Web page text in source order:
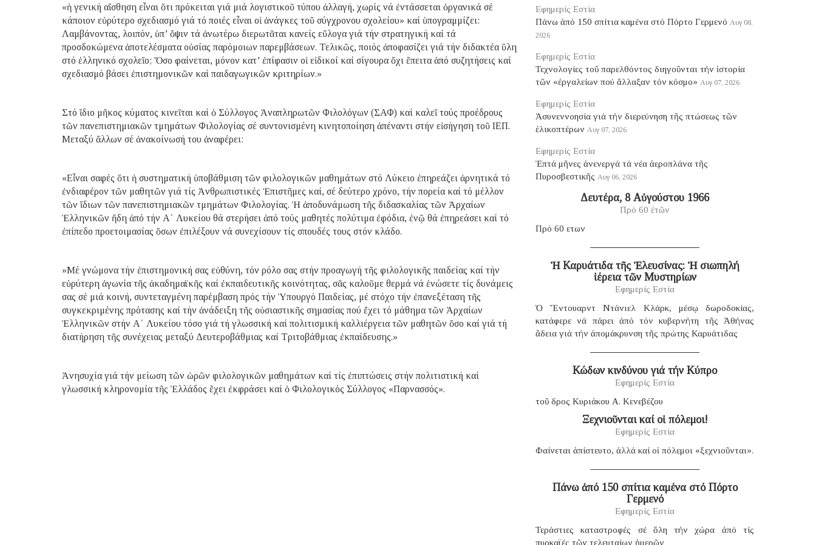
«ἡ γενική αἴσθηση εἶναι ὅτι πρόκειται γιά μιά λογιστικοῦ τύπου ἀλλαγή, χωρίς νά ἐντάσσεται ὀργανικά σέ
κάποιον εὐρύτερο σχεδιασμό γιά τό ποιές εἶναι οἱ ἀνάγκες τοῦ σύγχρονου σχολείου» καί ὑπογραμμίζει:
Λαμβάνοντας, λοιπόν, ὑπ’ ὄψιν τά ἀνωτέρω διερωτᾶται κανείς εὔλογα γιά τήν στρατηγική καί τά
προσδοκώμενα ἀποτελέσματα οὐσίας παρόμοιων παρεμβάσεων. Τελικῶς, ποιός ἀποφασίζει γιά τήν διδακτέα ὕλη
στό ἑλληνικό σχολεῖο; Ὅσο φαίνεται, μόνον κατ’ ἐπίφασιν οἱ εἰδικοί καί σίγουρα ὄχι ἔπειτα ἀπό συζητήσεις καί
σχεδιασμό βάσει ἐπιστημονικῶν καί παιδαγωγικῶν κριτηρίων.»
Στό ἴδιο μῆκος κύματος κινεῖται καί ὁ Σύλλογος Ἀναπληρωτῶν Φιλολόγων (ΣΑΦ) καί καλεῖ τούς προέδρους
τῶν πανεπιστημιακῶν τμημάτων Φιλολογίας σέ συντονισμένη κινητοποίηση ἀπέναντι στήν εἰσήγηση τοῦ ΙΕΠ.
Μεταξύ ἄλλων σέ ἀνακοίνωσή του ἀναφέρει:
«Εἶναι σαφές ὅτι ἡ συστηματική ὑποβάθμιση τῶν φιλολογικῶν μαθημάτων στό Λύκειο ἐπηρεάζει ἀρνητικά τό
ἐνδιαφέρον τῶν μαθητῶν γιά τίς Ἀνθρωπιστικές Ἐπιστῆμες καί, σέ δεύτερο χρόνο, τήν πορεία καί τό μέλλον
τῶν ἴδιων τῶν πανεπιστημιακῶν τμημάτων Φιλολογίας. Ἡ ἀποδυνάμωση τῆς διδασκαλίας τῶν Ἀρχαίων
Ἑλληνικῶν ἤδη ἀπό τήν Α΄ Λυκείου θά στερήσει ἀπό τούς μαθητές πολύτιμα ἐφόδια, ἐνῷ θά ἐπηρεάσει καί τό
ἐπίπεδο προετοιμασίας ὅσων ἐπιλέξουν νά συνεχίσουν τίς σπουδές τους στόν κλάδο.
»Μέ γνώμονα τήν ἐπιστημονική σας εὐθύνη, τόν ρόλο σας στήν προαγωγή τῆς φιλολογικῆς παιδείας καί τήν
εὐρύτερη ἀγωνία τῆς ἀκαδημαϊκῆς καί ἐκπαιδευτικῆς κοινότητας, σᾶς καλοῦμε θερμά νά ἑνώσετε τίς δυνάμεις
σας σέ μιά κοινή, συντεταγμένη παρέμβαση πρός τήν Ὑπουργό Παιδείας, μέ στόχο τήν ἐπανεξέταση τῆς
συγκεκριμένης πρότασης καί τήν ἀνάδειξη τῆς οὐσιαστικῆς σημασίας πού ἔχει τό μάθημα τῶν Ἀρχαίων
Ἑλληνικῶν στήν Α΄ Λυκείου τόσο γιά τή γλωσσική καί πολιτισμική καλλιέργεια τῶν μαθητῶν ὅσο καί γιά τή
διατήρηση τῆς συνέχειας μεταξύ Δευτεροβάθμιας καί Τριτοβάθμιας ἐκπαίδευσης.»
Ἀνησυχία γιά τήν μείωση τῶν ὡρῶν φιλολογικῶν μαθημάτων καί τίς ἐπιπτώσεις στήν πολιτιστική καί
γλωσσική κληρονομία τῆς Ἑλλάδος ἔχει ἐκφράσει καί ὁ Φιλολογικός Σύλλογος «Παρνασσός».
Εφημερίς Εστία
Πάνω ἀπό 150 σπίτια καμένα στό Πόρτο Γερμενό Αυγ 08,
2026
Εφημερίς Εστία
Τεχνολογίες τοῦ παρελθόντος διηγοῦνται τήν ἱστορία
τῶν «ἐργαλείων πού ἄλλαξαν τόν κόσμο» Αυγ 07, 2026
Εφημερίς Εστία
Ἀσυνεννοησία γιά τήν διερεύνηση τῆς πτώσεως τῶν
ἑλικοπτέρων Αυγ 07, 2026
Εφημερίς Εστία
Ἑπτά μῆνες ἀνενεργά τά νέα ἀεροπλάνα τῆς
Πυροσβεστικῆς Αυγ 06, 2026
Δευτέρα, 8 Αὐγούστου 1966
Πρό 60 ἐτῶν
Πρό 60 ετων
Ἡ Καρυάτιδα τῆς Ἐλευσίνας: Ἡ σιωπηλή
ἱέρεια τῶν Μυστηρίων
Εφημερίς Εστία
Ὁ Ἔντουαρντ Ντάνιελ Κλάρκ, μέσῳ δωροδοκίας,
κατάφερε νά πάρει ἀπό τόν κυβερνήτη τῆς Ἀθήνας
ἄδεια γιά τήν ἀπομάκρυνση τῆς πρώτης Καρυάτιδας
Κώδων κινδύνου γιά τήν Κύπρο
Εφημερίς Εστία
τοῦ δρος Κυριάκου Α. Κενεβέζου
Ξεχνιοῦνται καί οἱ πόλεμοι!
Εφημερίς Εστία
Φαίνεται ἀπίστευτο, ἀλλά καί οἱ πόλεμοι «ξεχνιοῦνται».
Πάνω ἀπό 150 σπίτια καμένα στό Πόρτο
Γερμενό
Εφημερίς Εστία
Τεράστιες καταστροφές σέ ὅλη τήν χώρα ἀπό τίς
πυρκαϊές τῶν τελευταίων ἡμερῶν